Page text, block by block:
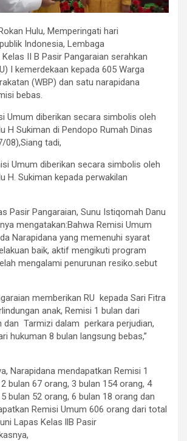
Hulu, Memperingati hari
Indonesia, Lembaga
II B Pasir Pangaraian serahkan
I kemerdekaan kepada 605 Warga
(WBP) dan satu narapidana
bebas.
Umum diberikan secara simbolis oleh
H Sukiman di Pendopo Rumah Dinas
08),Siang tadi,
Umum diberikan secara simbolis oleh
H. Sukiman kepada perwakilan
Pasir Pangaraian, Sunu Istiqomah Danu
mengatakan:Bahwa Remisi Umum
Narapidana yang memenuhi syarat
baik, aktif mengikuti program
mengalami penurunan resiko.sebut
memberikan RU kepada Sari Fitra
anak, Remisi 1 bulan dari
dan Tarmizi dalam perkara perjudian,
hukuman 8 bulan langsung bebas,”
Narapidana mendapatkan Remisi 1
bulan 67 orang, 3 bulan 154 orang, 4
bulan 52 orang, 6 bulan 18 orang dan
Remisi Umum 606 orang dari total
Lapas Kelas llB Pasir